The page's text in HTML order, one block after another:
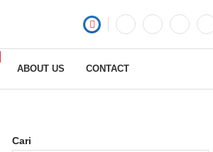
ABOUT US CONTACT
Cari